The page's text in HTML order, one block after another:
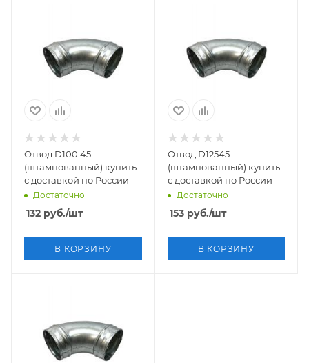
Отвод D100 45
(штампованный) купить
с доставкой по России
Достаточно
132 руб./шт
В КОРЗИНУ
Отвод D12545
(штампованный) купить
с доставкой по России
Достаточно
153руб./шт
В КОРЗИНУ